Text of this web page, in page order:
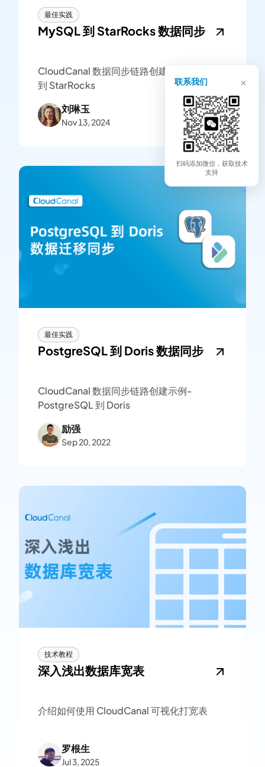
最佳实践
MySQL 到 StarRocks 数据同步
CloudCanal 数据同步链路创建示例-MySQL
到 StarRocks
刘琳玉
Nov 13, 2024
最佳实践
PostgreSQL 到 Doris 数据同步
CloudCanal 数据同步链路创建示例-
PostgreSQL 到 Doris
励强
Sep 20, 2022
技术教程
深入浅出数据库宽表
介绍如何使用 CloudCanal 可视化打宽表
罗根生
Jul 3, 2025
联系我们 ×
扫码添加微信，获取技术
支持